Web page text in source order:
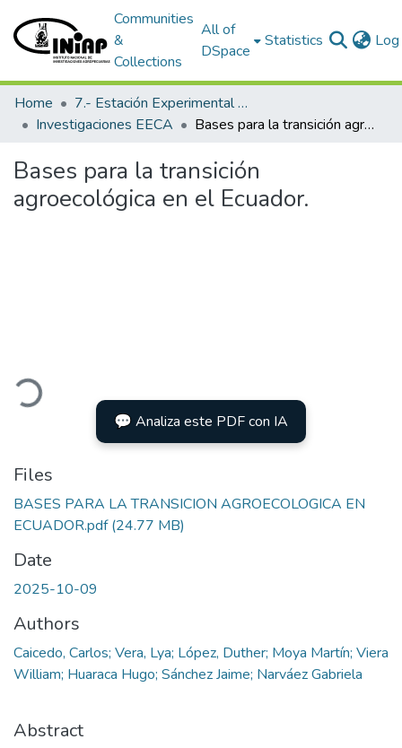
Communities
&
Collections
All of
DSpace
Statistics
Home
7.- Estación Experimental Central Amazónica
Investigaciones EECA
Bases para la transición agroecológica en el Ecuador.
Bases para la transición
agroecológica en el Ecuador.
💬 Analiza este PDF con IA
Files
BASES PARA LA TRANSICION AGROECOLOGICA EN
ECUADOR.pdf(24.77 MB)
Date
2025-10-09
Authors
Caicedo, Carlos; Vera, Lya; López, Duther; Moya Martín; Viera
William; Huaraca Hugo; Sánchez Jaime; Narváez Gabriela
Abstract